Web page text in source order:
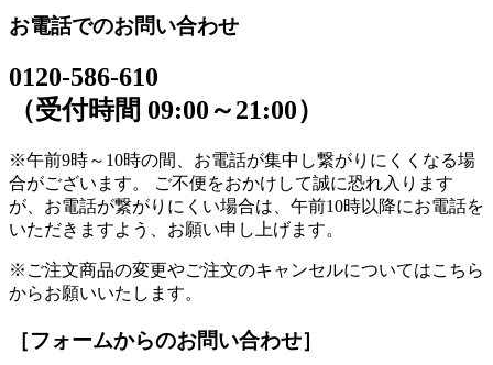
お電話でのお問い合わせ
0120-586-610
（受付時間 09:00～21:00）
※午前9時～10時の間、お電話が集中し繋がりにくくなる場
合がございます。 ご不便をおかけして誠に恐れ入ります
が、お電話が繋がりにくい場合は、午前10時以降にお電話を
いただきますよう、お願い申し上げます。
※ご注文商品の変更やご注文のキャンセルについてはこちら
からお願いいたします。
［フォームからのお問い合わせ］